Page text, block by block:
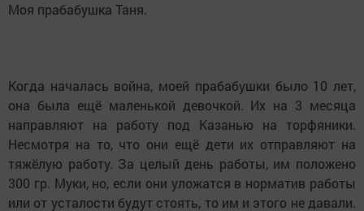
Моя прабабушка Таня.
Когда началась война, моей прабабушки было 10 лет,
она была ещё маленькой девочкой. Их на 3 месяца
направляют на работу под Казанью на торфяники.
Несмотря на то, что они ещё дети их отправляют на
тяжёлую работу. За целый день работы, им положено
300 гр. Муки, но, если они уложатся в норматив работы
или от усталости будут стоять, то им и этого не давали.